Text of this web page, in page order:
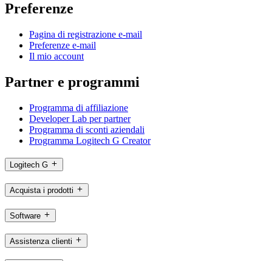
Preferenze
Pagina di registrazione e-mail
Preferenze e-mail
Il mio account
Partner e programmi
Programma di affiliazione
Developer Lab per partner
Programma di sconti aziendali
Programma Logitech G Creator
Logitech G
Acquista i prodotti
Software
Assistenza clienti